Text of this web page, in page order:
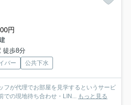
円
徒歩8分
バー 公共下水
フが代理でお部屋を見学するというサービ
での現地待ち合わせ・LIN... もっと見る